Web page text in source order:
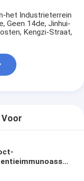
het Industrieterrein
Geen 14de, Jinhui-
Kengzi-Straat,
Voor